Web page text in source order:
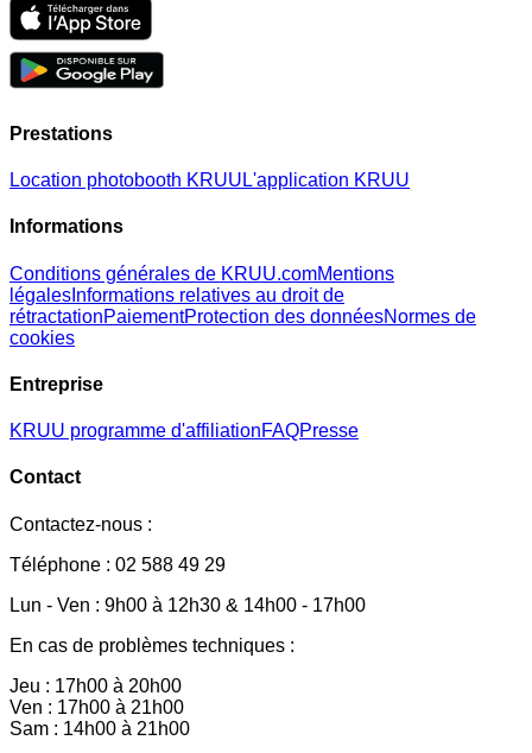
Prestations
Location photobooth KRUU L'application KRUU
Informations
Conditions générales de KRUU.comMentions
légales Informations relatives au droit de
rétractationPaiementProtection des donnéesNormes de
cookies
Entreprise
KRUU programme d'affiliationFAQPresse
Contact
Contactez-nous :
Téléphone : 02 588 49 29
Lun - Ven : 9h00 à 12h30 & 14h00 - 17h00
En cas de problèmes techniques :
Jeu : 17h00 à 20h00
Ven : 17h00 à 21h00
Sam : 14h00 à 21h00